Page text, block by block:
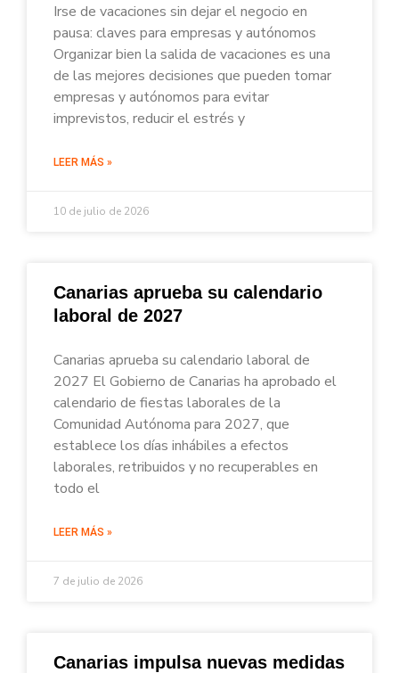
Irse de vacaciones sin dejar el negocio en
pausa: claves para empresas y autónomos
Organizar bien la salida de vacaciones es una
de las mejores decisiones que pueden tomar
empresas y autónomos para evitar
imprevistos, reducir el estrés y
LEER MÁS »
10 de julio de 2026
Canarias aprueba su calendario
laboral de 2027
Canarias aprueba su calendario laboral de
2027 El Gobierno de Canarias ha aprobado el
calendario de fiestas laborales de la
Comunidad Autónoma para 2027, que
establece los días inhábiles a efectos
laborales, retribuidos y no recuperables en
todo el
LEER MÁS »
7 de julio de 2026
Canarias impulsa nuevas medidas